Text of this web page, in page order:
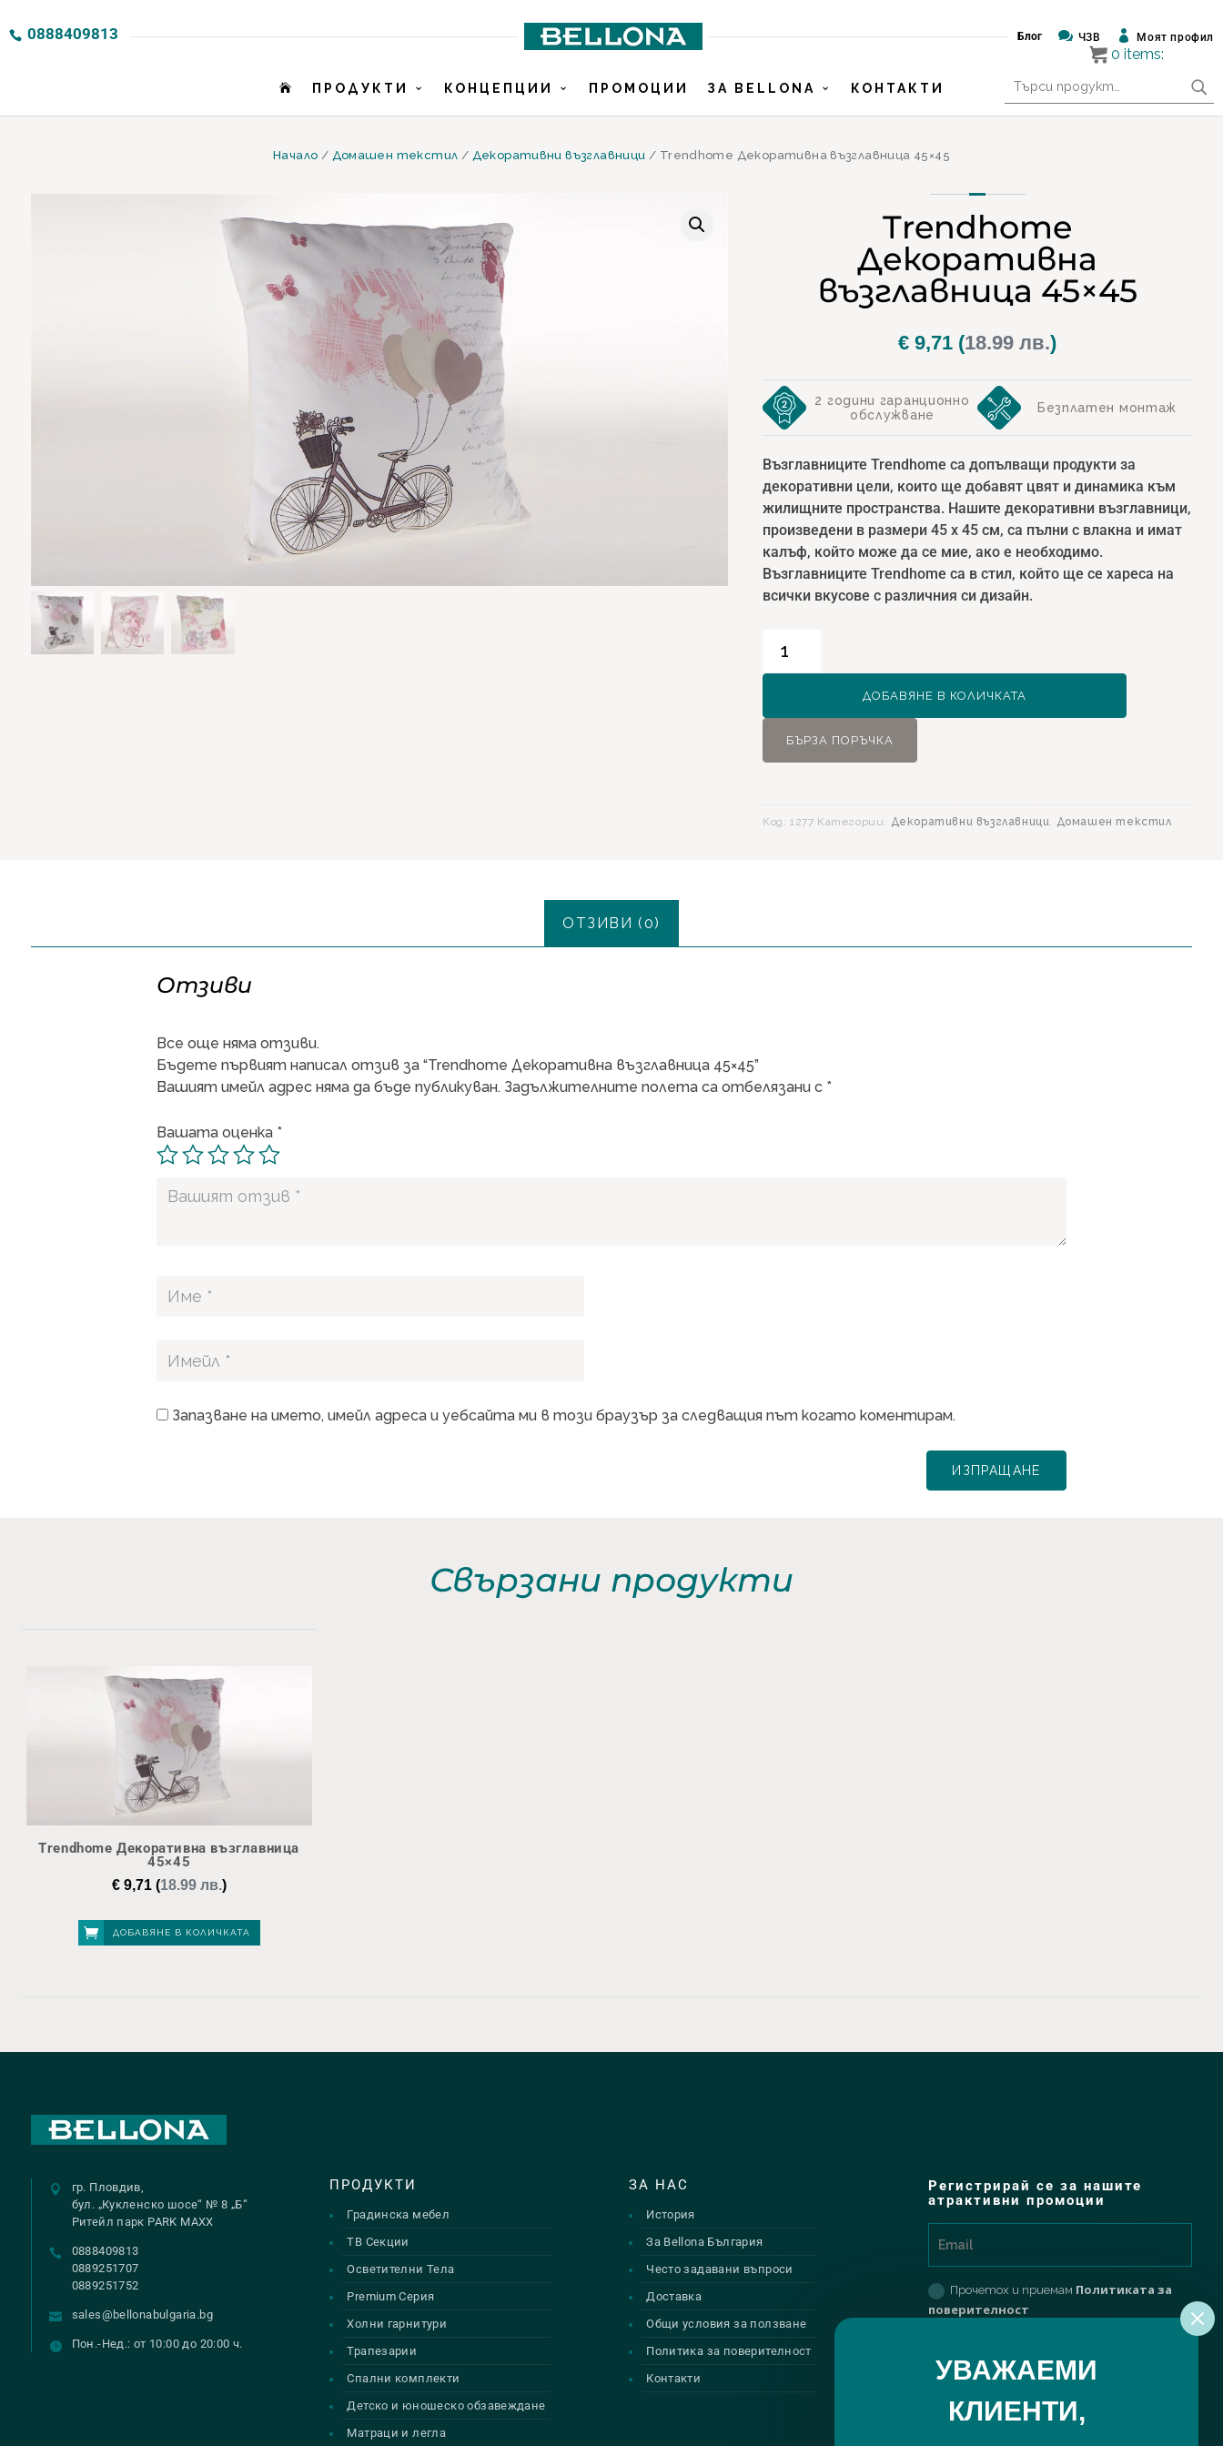
УВАЖАЕМИ
КЛИЕНТИ,
0888409813 Блог  ЧЗВ  Моят профил
 ПРОДУКТИ КОНЦЕПЦИИ ПРОМОЦИИ ЗА BELLONA КОНТАКТИ
за:
Начало / Домашен текстил / Декоративни възглавници / Trendhome Декоративна възглавница 45×45
Trendhome
Декоративна
възглавница 45×45
€ 9,71 (18.99 лв.)
2 години гаранционно
обслужване
Безплатен монтаж
Възглавниците Trendhome са допълващи продукти за
декоративни цели, които ще добавят цвят и динамика към
жилищните пространства. Нашите декоративни възглавници,
произведени в размери 45 х 45 см, са пълни с влакна и имат
калъф, който може да се мие, ако е необходимо.
Възглавниците Trendhome са в стил, който ще се хареса на
всички вкусове с различния си дизайн.
Trendhome
възглавница
45x45
ДОБАВЯНЕ В КОЛИЧКАТА
БЪРЗА ПОРЪЧКА
Код: 1277 Категории: Декоративни възглавници Домашен текстил
ОТЗИВИ (0)
Отзиви
Все още няма отзиви.
Бъдете първият написал отзив за “Trendhome Декоративна възглавница 45×45”
Вашият имейл адрес няма да бъде публикуван. Задължителните полета са отбелязани с *
Вашата оценка *
Запазване на името, имейл адреса и уебсайта ми в този браузър за следващия път когато коментирам.
Свързани продукти
Trendhome Декоративна възглавница
45×45
€9,71(18.99 лв.)
ДОБАВЯНЕ В КОЛИЧКАТА
гр. Пловдив,
бул. „Кукленско шосе“ № 8 „Б“
Ритейл парк PARK MAXX
0888409813
0889251707
0889251752
sales@bellonabulgaria.bg
Пон.-Нед.: от 10:00 до 20:00 ч.
ПРОДУКТИ
Градинска мебел
ТВ Секции
Осветителни Тела
Premium Серия
Холни гарнитури
Трапезарии
Спални комплекти
Детско и юношеско обзавеждане
Матраци и легла
ЗА НАС
История
За Bellona България
Често задавани въпроси
Доставка
Общи условия за ползване
Политика за поверителност
Контакти
Регистрирай се за нашите
атрактивни промоции
Прочетох и приемам Политиката за
поверителност
0 items: